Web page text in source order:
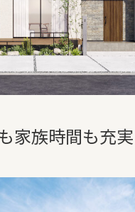
家族時間も充実